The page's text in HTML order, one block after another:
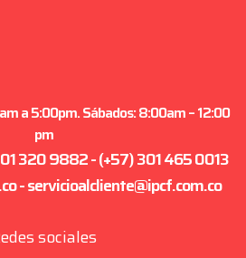
a 5:00pm. Sábados: 8:00am – 12:00
pm
320 9882 - (+57) 301 465 0013
- servicioalcliente@ipcf.com.co
sociales